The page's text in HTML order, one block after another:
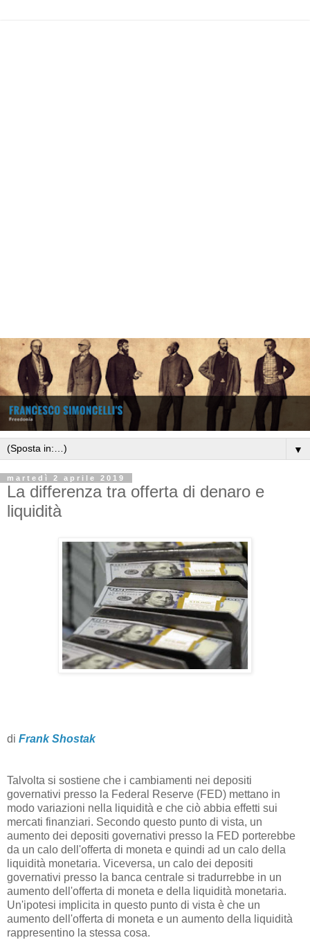
▼
martedì 2 aprile 2019
La differenza tra offerta di denaro e
liquidità
di Frank Shostak
Talvolta si sostiene che i cambiamenti nei depositi
governativi presso la Federal Reserve (FED) mettano in
modo variazioni nella liquidità e che ciò abbia effetti sui
mercati finanziari. Secondo questo punto di vista, un
aumento dei depositi governativi presso la FED porterebbe
da un calo dell'offerta di moneta e quindi ad un calo della
liquidità monetaria. Viceversa, un calo dei depositi
governativi presso la banca centrale si tradurrebbe in un
aumento dell'offerta di moneta e della liquidità monetaria.
Un'ipotesi implicita in questo punto di vista è che un
aumento dell'offerta di moneta e un aumento della liquidità
rappresentino la stessa cosa.